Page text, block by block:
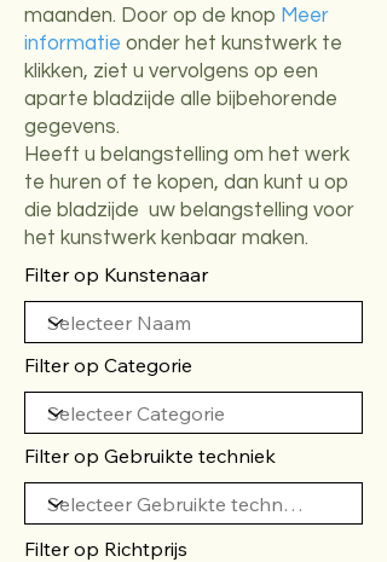
maanden. Door op de knop Meer
informatie onder het kunstwerk te
klikken, ziet u vervolgens op een
aparte bladzijde alle bijbehorende
gegevens.
Heeft u belangstelling om het werk
te huren of te kopen, dan kunt u op
die bladzijde uw belangstelling voor
het kunstwerk kenbaar maken.
Filter op Kunstenaar
Filter op Categorie
Filter op Gebruikte techniek
Filter op Richtprijs